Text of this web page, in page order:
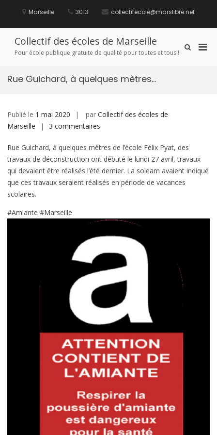
Marseille 3013 collectifecole@marslibre.net
Collectif des écoles de Marseille
Pour école publique gratuite de qualité pour toutes et tous !
Afficher
Rue Guichard, à quelques mètres…
Publié le 1 mai 2020 par Collectif des écoles de
Marseille
3 commentaires
Guichard,
à
quelques
mètres…
Rue Guichard, à quelques mètres de l’école Félix Pyat, des
travaux de déconstruction ont débuté le lundi 27 avril, travaux
qui devaient être réalisés l’été dernier. La soleam avaient indiqué
que ces travaux seraient réalisés en période de vacances
scolaires.
#Amiante #Marseille